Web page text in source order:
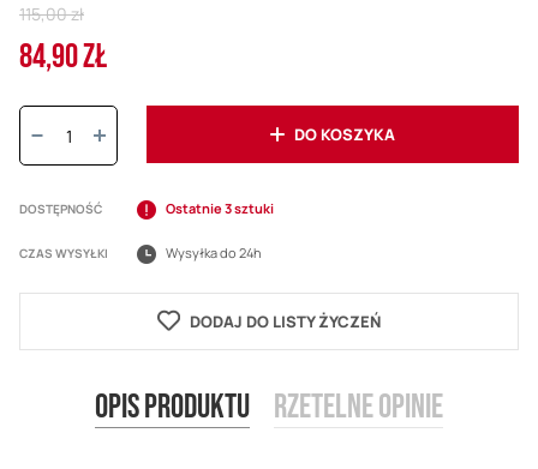
Cena
84,90 ZŁ
Regular
Price
115,00 zł
Ilość:
DO KOSZYKA
DOSTĘPNOŚĆ Ostatnie 3 sztuki
CZAS WYSYŁKI Wysyłka do 24h
DODAJ DO LISTY ŻYCZEŃ
Opis produktu Rzetelne opinie